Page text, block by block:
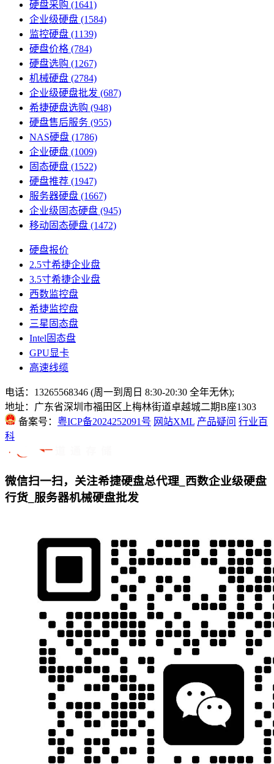
硬盘采购 (1641)
企业级硬盘 (1584)
监控硬盘 (1139)
硬盘价格 (784)
硬盘选购 (1267)
机械硬盘 (2784)
企业级硬盘批发 (687)
希捷硬盘选购 (948)
硬盘售后服务 (955)
NAS硬盘 (1786)
企业硬盘 (1009)
固态硬盘 (1522)
硬盘推荐 (1947)
服务器硬盘 (1667)
企业级固态硬盘 (945)
移动固态硬盘 (1472)
硬盘报价
2.5寸希捷企业盘
3.5寸希捷企业盘
西数监控盘
希捷监控盘
三星固态盘
Intel固态盘
GPU显卡
高速线缆
电话：13265568346 (周一到周日 8:30-20:30 全年无休);
地址：广东省深圳市福田区上梅林街道卓越城二期B座1303
备案号： 粤ICP备2024252091号 网站XML 产品疑问 行业百
科
微信扫一扫，关注希捷硬盘总代理_西数企业级硬盘
行货_服务器机械硬盘批发